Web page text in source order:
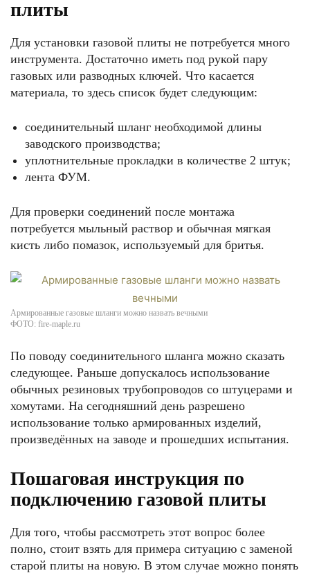
плиты
Для установки газовой плиты не потребуется много
инструмента. Достаточно иметь под рукой пару
газовых или разводных ключей. Что касается
материала, то здесь список будет следующим:
соединительный шланг необходимой длины
заводского производства;
уплотнительные прокладки в количестве 2 штук;
лента ФУМ.
Для проверки соединений после монтажа
потребуется мыльный раствор и обычная мягкая
кисть либо помазок, используемый для бритья.
Армированные газовые шланги можно назвать вечными
ФОТО: fire-maple.ru
По поводу соединительного шланга можно сказать
следующее. Раньше допускалось использование
обычных резиновых трубопроводов со штуцерами и
хомутами. На сегодняшний день разрешено
использование только армированных изделий,
произведённых на заводе и прошедших испытания.
Пошаговая инструкция по
подключению газовой плиты
Для того, чтобы рассмотреть этот вопрос более
полно, стоит взять для примера ситуацию с заменой
старой плиты на новую. В этом случае можно понять